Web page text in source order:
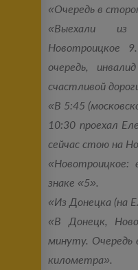
«Очередь в
«Выехали
Новотроицкое
очередь,
счастливой
«В 5:45
10:30 проехал
сейчас стою на
«Новотроицкое:
знаке «5».
«Из Донецка (на
«В Донецк,
минуту. Очередь
километра».